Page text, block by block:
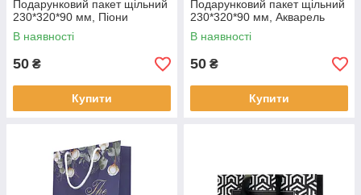
Подарунковий пакет щільний
230*320*90 мм, Піони
В наявності
50 ₴
Купити
Подарунковий пакет щільний
230*320*90 мм, Акварель
В наявності
50 ₴
Купити